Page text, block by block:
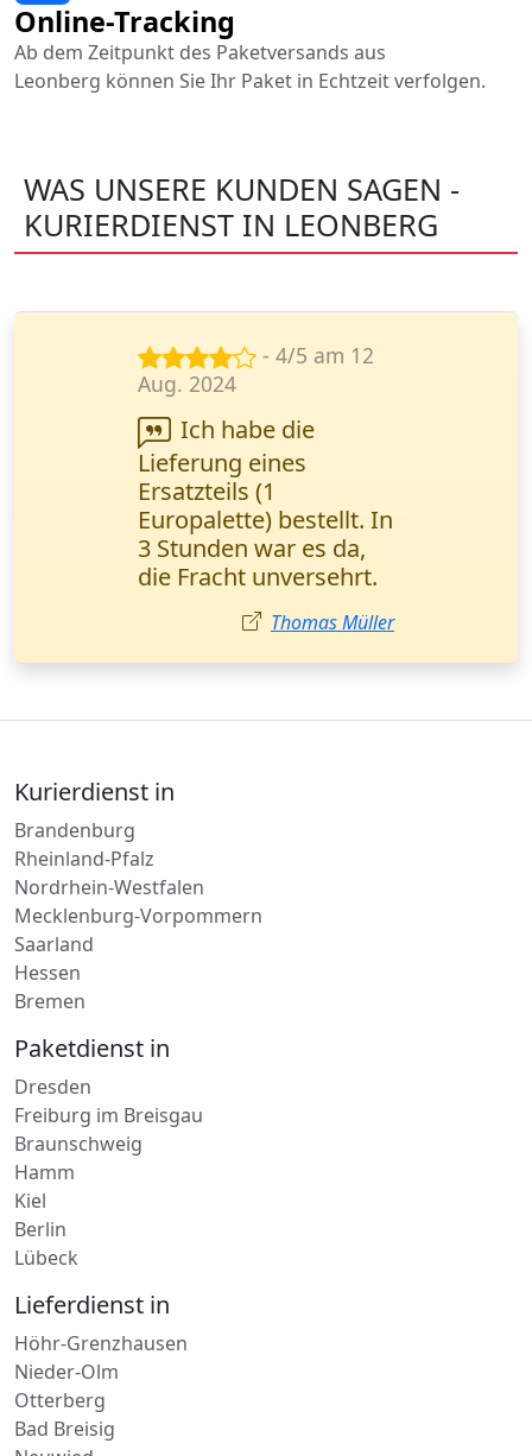
Online-Tracking
Ab dem Zeitpunkt des Paketversands aus
Leonberg können Sie Ihr Paket in Echtzeit verfolgen.
WAS UNSERE KUNDEN SAGEN -
KURIERDIENST IN LEONBERG
- 5/5 am 7
März 2025
Dokumentenlieferung
bestellt. Alles kam
pünktlich an, aber die
Kommunikation mit
der Zentrale war etwas
langsam. Insgesamt
bin ich zufrieden.
Kurierdienst in
Brandenburg
Rheinland-Pfalz
Nordrhein-Westfalen
Mecklenburg-Vorpommern
Saarland
Bremen
Paketdienst in
Dresden
Freiburg im Breisgau
Braunschweig
Hamm
Kiel
Lübeck
Lieferdienst in
Höhr-Grenzhausen
Nieder-Olm